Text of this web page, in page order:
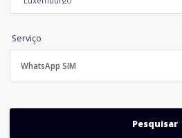
Serviço
WhatsApp SIM